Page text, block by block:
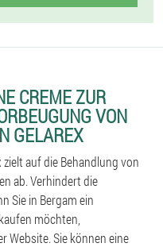
CREME ZUR
VON
GELAREX
auf die Behandlung von
ab. Verhindert die
Sie in Bergam ein
möchten,
Website. Sie können eine